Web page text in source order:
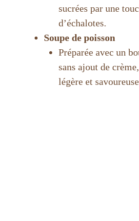
sucrées par une
d’échalotes.
Soupe de poisson
Préparée avec un
sans ajout de
légère et